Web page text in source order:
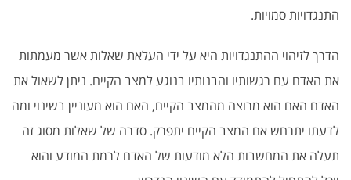
התנגדויות סמויות.
הדרך לזיהוי ההתנגדויות היא על ידי העלאת שאלות אשר מעמתות
את האדם עם רגשותיו והבנותיו בנוגע למצב הקיים. ניתן לשאול את
האדם האם הוא מרוצה מהמצב הקיים, האם הוא מעוניין בשינוי ומה
לדעתו יתרחש אם המצב הקיים יתפרק. סדרה של שאלות מסוג זה
תעלה את המחשבות הלא מודעות של האדם לרמת המודע והוא